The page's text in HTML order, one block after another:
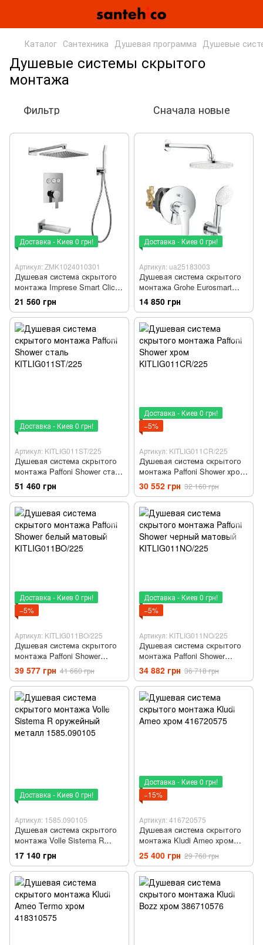
Каталог Сантехника Душевая программа Душевые
Душевые системы скрытого
монтажа
Фильтр Сначала новые
Доставка - Киев 0 грн!
Артикул: ZMK1024010301
Душевая система скрытого
монтажа Imprese Smart Click
хром ZMK1024010301
21 560 грн
Доставка - Киев 0 грн!
Артикул: ua25183003
Душевая система скрытого
монтажа Grohe Eurosmart
New Tempesta 200 хром
ua25183003
14 850 грн
Доставка - Киев 0 грн!
Артикул: KITLIG011ST/225
Душевая система скрытого
монтажа Paffoni Shower сталь
KITLIG011ST/225
51 460 грн
Доставка - Киев 0 грн!
−5%
Артикул: KITLIG011CR/225
Душевая система скрытого
монтажа Paffoni Shower хром
KITLIG011CR/225
30 552 грн 32 160 грн
Доставка - Киев 0 грн!
−5%
Артикул: KITLIG011BO/225
Душевая система скрытого
монтажа Paffoni Shower
белый матовый
KITLIG011BO/225
39 577 грн 41 660 грн
Доставка - Киев 0 грн!
−5%
Артикул: KITLIG011NO/225
Душевая система скрытого
монтажа Paffoni Shower
черный матовый
KITLIG011NO/225
34 882 грн 36 718 грн
Доставка - Киев 0 грн!
Артикул: 1585.090105
Душевая система скрытого
монтажа Volle Sistema R
оружейный металл
1585.090105
17 140 грн
Доставка - Киев 0 грн!
−15%
Артикул: 416720575
Душевая система скрытого
монтажа Kludi Ameo хром
416720575
25 400 грн 29 760 грн